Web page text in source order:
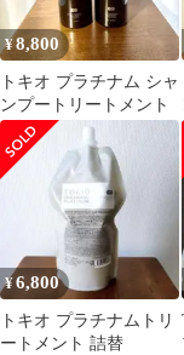
¥8,800
トキオ プラチナム シャ
ンプートリートメント
¥6,800
トキオ プラチナムトリ
ートメント 詰替